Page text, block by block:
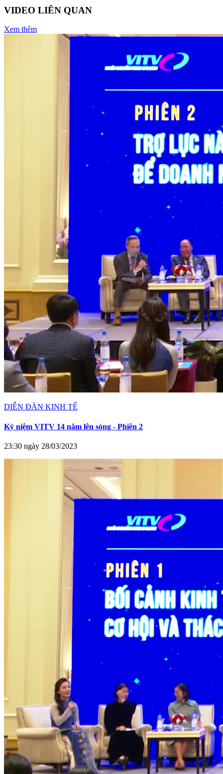
VIDEO LIÊN QUAN
Xem thêm
DIỄN ĐÀN KINH TẾ
Kỷ niệm VITV 14 năm lên sóng - Phiên 2
23:30 ngày 28/03/2023